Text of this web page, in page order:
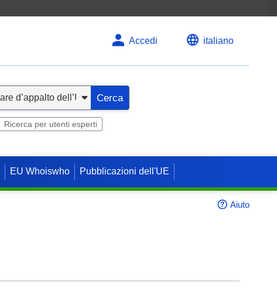
Accedi italiano
Cerca
Ricerca per utenti esperti
EU Whoiswho Pubblicazioni dell'UE
Aiuto